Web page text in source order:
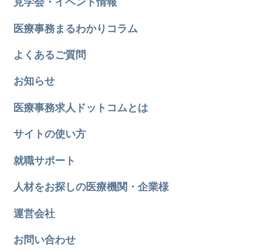
医療事務まるわかりコラム
よくあるご質問
お知らせ
医療事務求人ドットコムとは
サイトの使い方
就職サポート
人材をお探しの医療機関・企業様
運営会社
お問い合わせ